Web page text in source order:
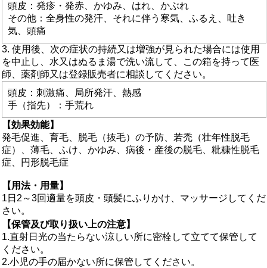
頭皮：発疹・発赤、かゆみ、はれ、かぶれ
その他：全身性の発汗、それに伴う寒気、ふるえ、吐き
気、頭痛
3. 使用後、次の症状の持続又は増強が見られた場合には使用
を中止し、水又はぬるま湯で洗い流して、この箱を持って医
師、薬剤師又は登録販売者に相談してください。
頭皮：刺激痛、局所発汗、熱感
手（指先）：手荒れ
【効果効能】
発毛促進、育毛、脱毛（抜毛）の予防、若禿（壮年性脱毛
症）、薄毛、ふけ、かゆみ、病後・産後の脱毛、粃糠性脱毛
症、円形脱毛症
【用法・用量】
1日2～3回適量を頭皮・頭髪にふりかけ、マッサージしてくだ
さい。
【保管及び取り扱い上の注意】
1.直射日光の当たらない涼しい所に密栓して立てて保管して
ください。
2.小児の手の届かない所に保管してください。